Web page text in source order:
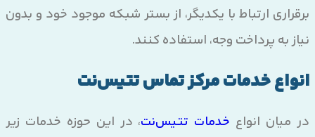
برقراری ارتباط با یکدیگر، از بستر شبکه موجود خود و بدون
نیاز به پرداخت وجه، استفاده کنند.
انواع خدمات مرکز تماس تتیس‌نت
در میان انواع خدمات تتیس‌نت، در این حوزه خدمات زیر